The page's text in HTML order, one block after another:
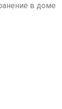
в доме